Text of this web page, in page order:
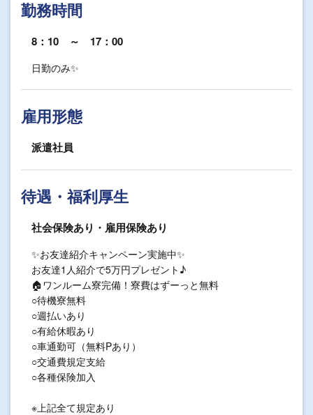
勤務時間
8：10 ～ 17：00
日勤のみ✨
雇用形態
派遣社員
待遇・福利厚生
社会保険あり・雇用保険あり
✨お友達紹介キャンペーン実施中✨
お友達1人紹介で5万円プレゼント♪
🏠ワンルーム寮完備！寮費はずーっと無料
○待機寮無料
○週払いあり
○有給休暇あり
○車通勤可（無料Pあり）
○交通費規定支給
○各種保険加入
※上記全て規定あり